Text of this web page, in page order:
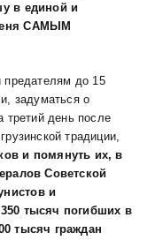
в единой и
САМЫМ
до 15
задуматься о
третий день после
традиции,
и помянуть их, в
Советской
и
тысяч погибших в
тысяч граждан